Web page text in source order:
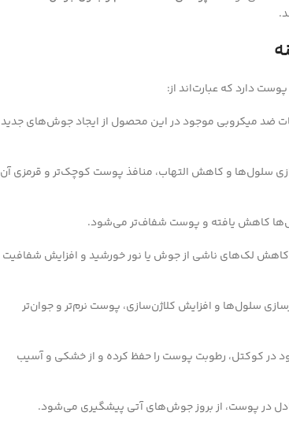
دارد که عبارت‌اند از:
ضد میکروبی موجود در این محصول از ایجاد جوش‌های جدید
سلول‌ها و کاهش التهاب، منافذ پوست کوچک‌تر و قرمزی آن
کاهش یافته و پوست شفاف‌تر می‌شود.
کاهش لک‌های ناشی از جوش یا نور خورشید و افزایش شفافیت
سلول‌ها و افزایش کلاژن‌سازی، پوست نرم‌تر و جوان‌تر
در کوکتل، رطوبت پوست را حفظ کرده و از خشکی و آسیب
در پوست، از بروز جوش‌های آتی پیشگیری می‌شود.